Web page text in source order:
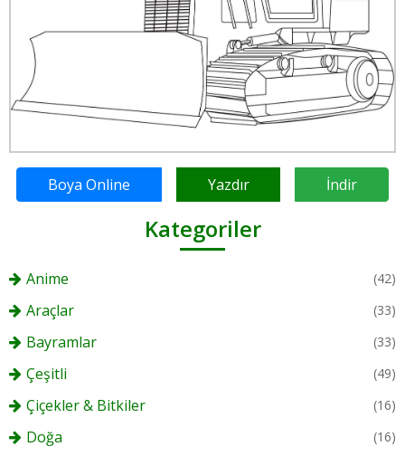
Boya Online Yazdır İndir
Kategoriler
Anime (42)
Araçlar (33)
Bayramlar (33)
Çeşitli (49)
Çiçekler & Bitkiler (16)
Doğa (16)